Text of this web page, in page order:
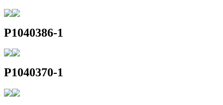
P1040386-1
P1040370-1